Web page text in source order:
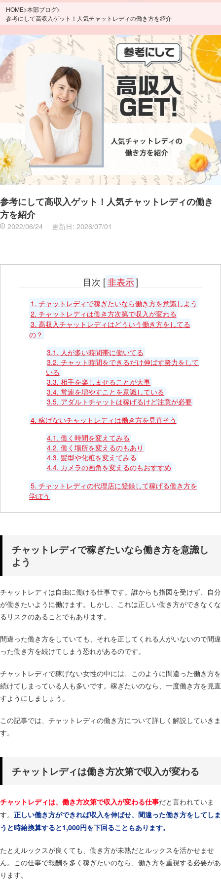
HOME>本部ブログ>
参考にして高収入ゲット！人気チャットレディの働き方を紹介
参考にして高収入ゲット！人気チャットレディの働き
方を紹介
2022/06/24 更新日: 2026/07/01
目次 [非表示]
1. チャットレディで稼ぎたいなら働き方を意識しよう
2. チャットレディは働き方次第で収入が変わる
3. 高収入チャットレディはどういう働き方をしてる
の？
3.1. 人が多い時間帯に働いてる
3.2. チャット時間をできるだけ伸ばす努力をして
いる
3.3. 相手を楽しませることが大事
3.4. 常連を増やすことを意識している
3.5. アダルトチャットは稼げるけど注意が必要
4. 稼げないチャットレディは働き方を見直そう
4.1. 働く時間を変えてみる
4.2. 働く場所を変えるのもあり
4.3. 髪型や化粧を変えてみる
4.4. カメラの画角を変えるのもおすすめ
5. チャットレディの代理店に登録して稼げる働き方を
学ぼう
チャットレディで稼ぎたいなら働き方を意識し
よう
チャットレディは自由に働ける仕事です。誰からも指図を受けず、自分
が働きたいように働けます。しかし、これは正しい働き方ができなくな
るリスクのあることでもあります。
間違った働き方をしていても、それを正してくれる人がいないので間違
った働き方を続けてしまう恐れがあるのです。
チャットレディで稼げない女性の中には、このように間違った働き方を
続けてしまっている人も多いです。稼ぎたいのなら、一度働き方を見直
すようにしましょう。
この記事では、チャットレディの働き方について詳しく解説していきま
す。
チャットレディは働き方次第で収入が変わる
チャットレディは、働き方次第で収入が変わる仕事だと言われていま
す。 正しい働き方ができれば収入を伸ばせ、間違った働き方をしてしま
うと時給換算すると1,000円を下回ることもあります。
たとえルックスが良くても、働き方が未熟だとルックスを活かせませ
ん。この仕事で報酬を多く稼ぎたいのなら、働き方を重視する必要があ
ります。